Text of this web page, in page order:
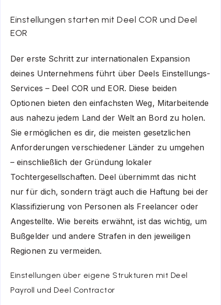
Einstellungen starten mit Deel COR und Deel
EOR
Der erste Schritt zur internationalen Expansion
deines Unternehmens führt über Deels Einstellungs-
Services – Deel COR und EOR. Diese beiden
Optionen bieten den einfachsten Weg, Mitarbeitende
aus nahezu jedem Land der Welt an Bord zu holen.
Sie ermöglichen es dir, die meisten gesetzlichen
Anforderungen verschiedener Länder zu umgehen
– einschließlich der Gründung lokaler
Tochtergesellschaften. Deel übernimmt das nicht
nur für dich, sondern trägt auch die Haftung bei der
Klassifizierung von Personen als Freelancer oder
Angestellte. Wie bereits erwähnt, ist das wichtig, um
Bußgelder und andere Strafen in den jeweiligen
Regionen zu vermeiden.
Einstellungen über eigene Strukturen mit Deel
Payroll und Deel Contractor